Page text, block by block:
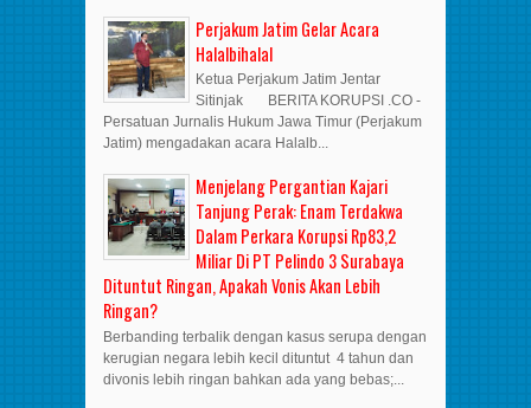
Perjakum Jatim Gelar Acara
Halalbihalal
Ketua Perjakum Jatim Jentar
Sitinjak BERITA KORUPSI .CO -
Persatuan Jurnalis Hukum Jawa Timur (Perjakum
Jatim) mengadakan acara Halalb...
Menjelang Pergantian Kajari
Tanjung Perak: Enam Terdakwa
Dalam Perkara Korupsi Rp83,2
Miliar Di PT Pelindo 3 Surabaya
Dituntut Ringan, Apakah Vonis Akan Lebih
Ringan?
Berbanding terbalik dengan kasus serupa dengan
kerugian negara lebih kecil dituntut 4 tahun dan
divonis lebih ringan bahkan ada yang bebas;...